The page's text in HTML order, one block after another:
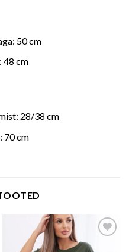
50 cm
48 cm
28/38 cm
70 cm